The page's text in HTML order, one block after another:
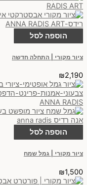
הוספה לסל
ציור מקורי | התחלה חדשה
₪2,190
הוספה לסל
ציור מקורי | גמל שמח
₪1,500